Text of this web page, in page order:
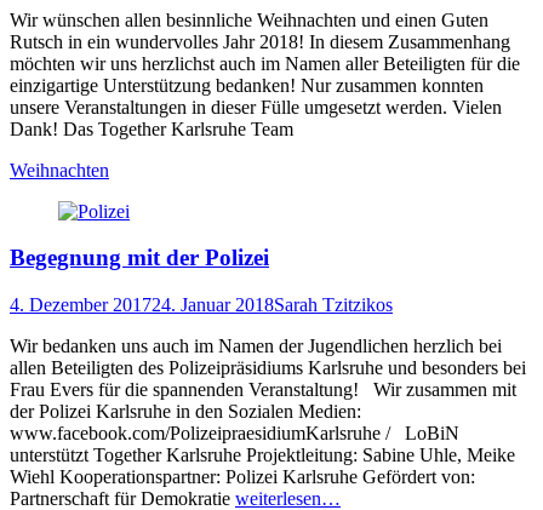
Wir wünschen allen besinnliche Weihnachten und einen Guten
Rutsch in ein wundervolles Jahr 2018! In diesem Zusammenhang
möchten wir uns herzlichst auch im Namen aller Beteiligten für die
einzigartige Unterstützung bedanken! Nur zusammen konnten
unsere Veranstaltungen in dieser Fülle umgesetzt werden. Vielen
Dank! Das Together Karlsruhe Team
Schlagworte
Weihnachten
Begegnung mit der Polizei
Posted
4. Dezember 201724. Januar 2018Author
Sarah Tzitzikos
Wir bedanken uns auch im Namen der Jugendlichen herzlich bei
allen Beteiligten des Polizeipräsidiums Karlsruhe und besonders bei
Frau Evers für die spannenden Veranstaltung! Wir zusammen mit
der Polizei Karlsruhe in den Sozialen Medien:
www.facebook.com/PolizeipraesidiumKarlsruhe / LoBiN
unterstützt Together Karlsruhe Projektleitung: Sabine Uhle, Meike
Wiehl Kooperationspartner: Polizei Karlsruhe Gefördert von:
Partnerschaft für Demokratie weiterlesen…